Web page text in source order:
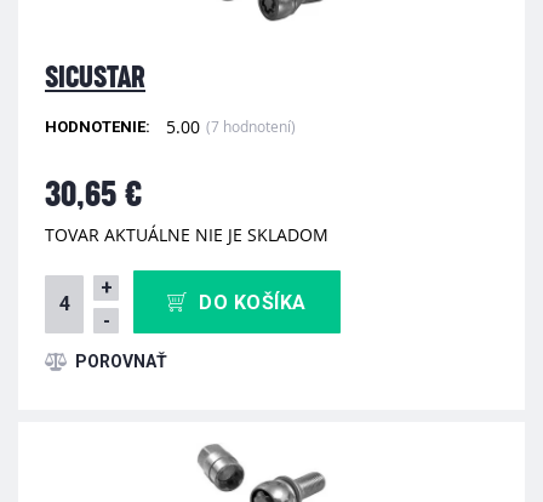
SICUSTAR
HODNOTENIE: 5.00 (7 hodnotení)
30,65 €
TOVAR AKTUÁLNE NIE JE SKLADOM
+
-
DO KOŠÍKA